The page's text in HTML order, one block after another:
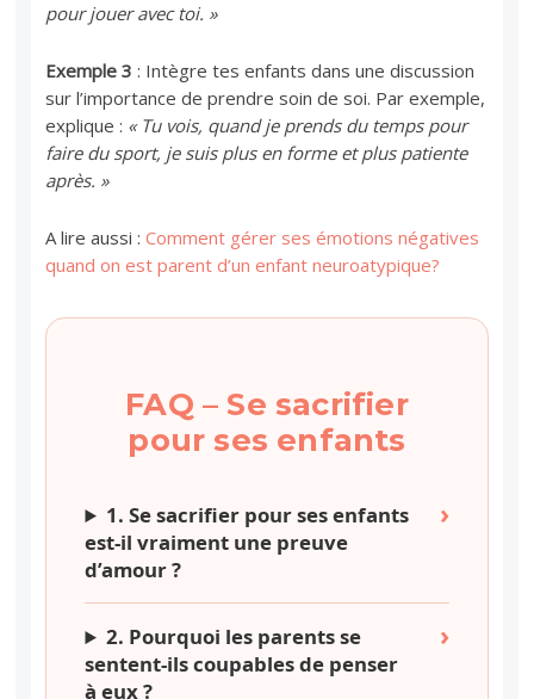
pour jouer avec toi. »
Exemple 3 : Intègre tes enfants dans une discussion
sur l’importance de prendre soin de soi. Par exemple,
explique : « Tu vois, quand je prends du temps pour
faire du sport, je suis plus en forme et plus patiente
après. »
A lire aussi :Comment gérer ses émotions négatives
quand on est parent d’un enfant neuroatypique?
FAQ – Se sacrifier
pour ses enfants
1. Se sacrifier pour ses enfants
est-il vraiment une preuve
d’amour ?
2. Pourquoi les parents se
sentent-ils coupables de penser
à eux ?